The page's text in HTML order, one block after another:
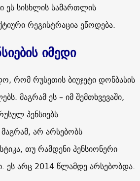
ეს სისხლის სამართლის
რეგისტრაცია ეწოდება.
იმედი
რომ რუსეთის ბიუჯეტი დონბასის
მაგრამ ეს – იმ შემთხვევაში,
პენსიებს
არ არსებობს
თუ რამდენი პენსიონერი
ეს არც 2014 წლამდე არსებობდა.